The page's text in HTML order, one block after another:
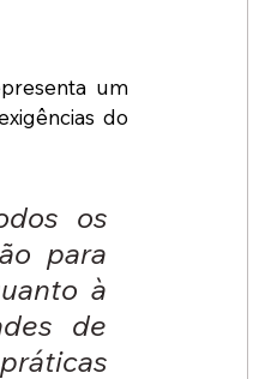
um
do
os
para
à
de